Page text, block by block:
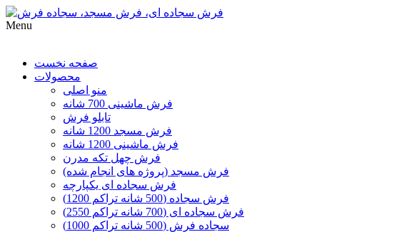
Menu
صفحه نخست
محصولات
منو اصلی
فرش ماشینی 700 شانه
تابلو فرش
فرش مسجد 1200 شانه
فرش ماشینی 1200 شانه
فرش چهل تکه مدرن
فرش مسجد (پروژه های انجام شده)
فرش سجاده ای یکپارچه
فرش سجاده (500 شانه تراکم 1200)
فرش سجاده ای (700 شانه تراکم 2550)
سجاده فرش (500 شانه تراکم 1000)